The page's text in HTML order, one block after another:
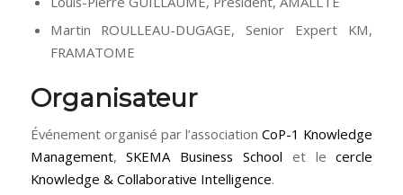
Martin ROULLEAU-DUGAGE, Senior Expert KM,
FRAMATOME
Organisateur
Événement organisé par l’associationCoP-1 Knowledge
Management,SKEMA Business School et lecercle
Knowledge & Collaborative Intelligence.